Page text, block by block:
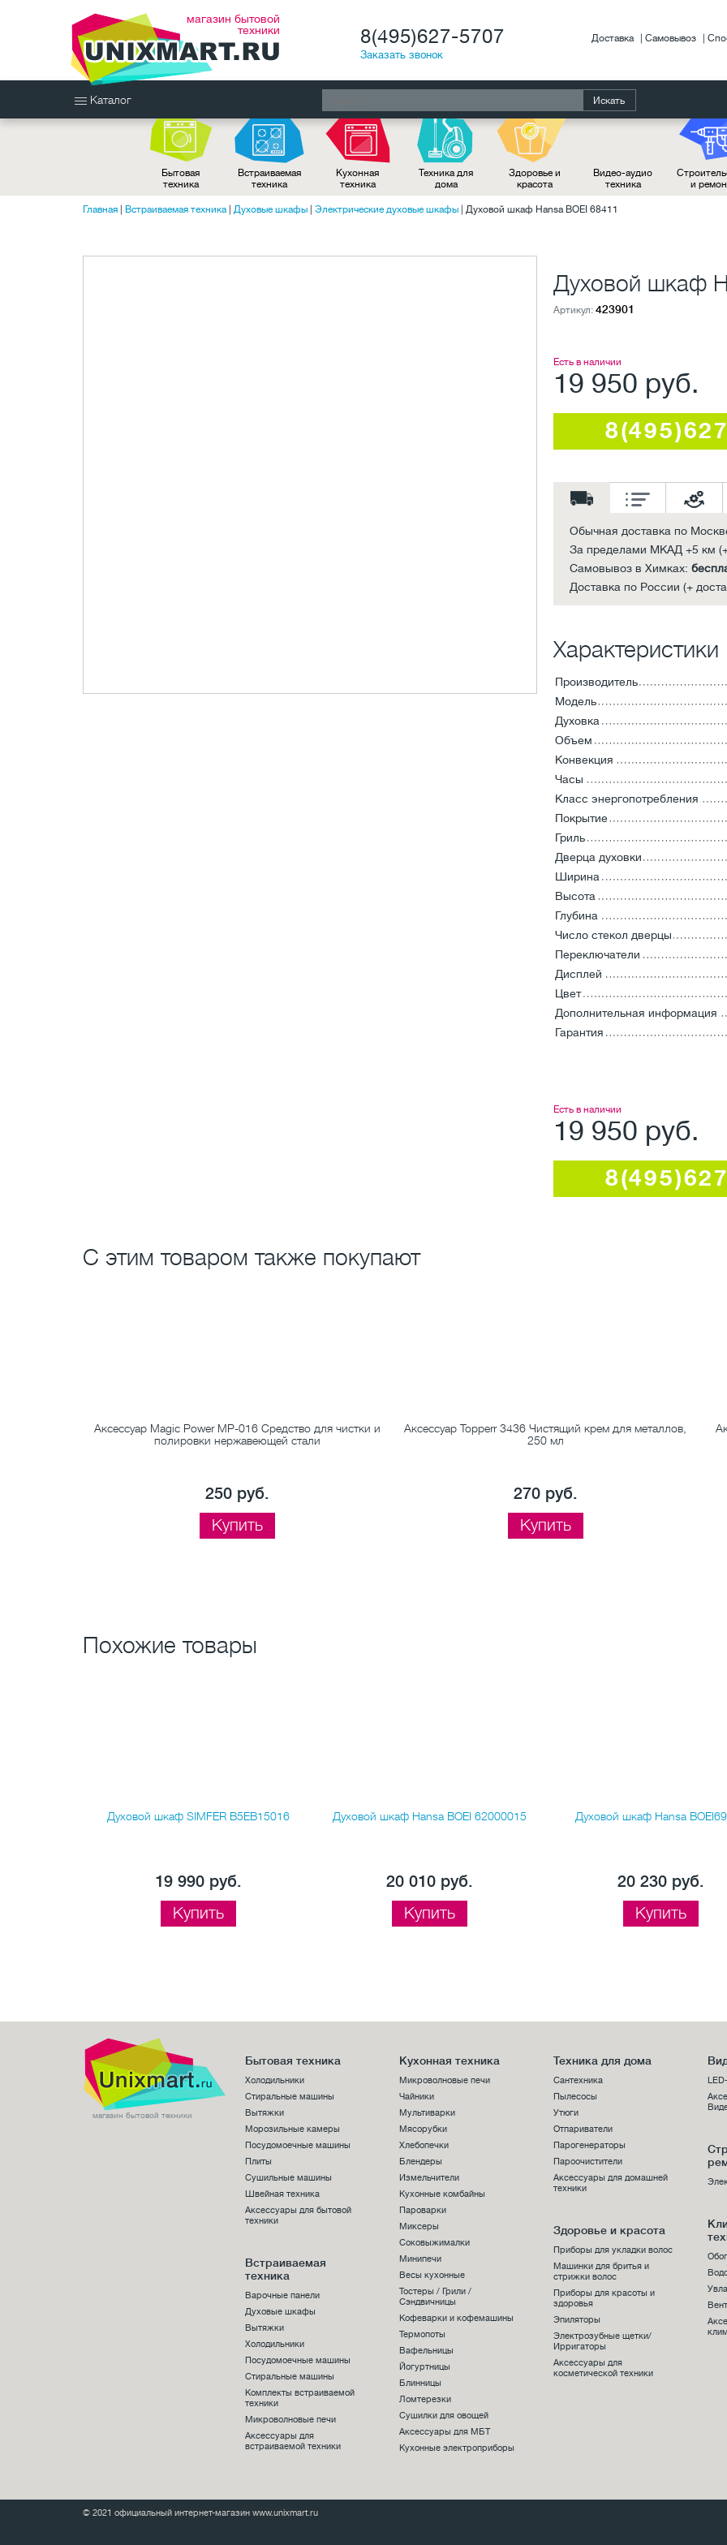
магазин бытовой
техники
8(495)627-5707
Заказать звонок
Доставка Самовывоз
Каталог Искать
Бытовая
техника
Встраиваемая
техника
Кухонная
техника
Техника для
дома
Здоровье и
красота
Видео-аудио
техника
и
Главная Встраиваемая техника| Духовые шкафы Электрические духовые шкафы Духовой шкаф Hansa BOEI 68411
Духовой шкаф
Артикул: 423901
Есть в наличии
19 950 руб.
Обычная доставка по
За пределами МКАД +5 км
Самовывоз в Химках:
Доставка по России (+
Характеристики
Производитель
Модель
Духовка
Объем
Конвекция
Часы
Класс энергопотребления
Покрытие
Гриль
Дверца духовки
Ширина
Высота
Глубина
Число стекол дверцы
Переключатели
Дисплей
Цвет
Дополнительная информация
Гарантия
Есть в наличии
19 950 руб.
С этим товаром также покупают
Аксессуар Magic Power MP-016 Средство для чистки и
полировки нержавеющей стали
250 руб.
Купить
Аксессуар Topperr 3436 Чистящий крем для металлов,
250 мл
270 руб.
Купить
Похожие товары
Духовой шкаф SIMFER B5EB15016
19 990 руб.
Купить
Духовой шкаф Hansa BOEI 62000015
20 010 руб.
Купить
Духовой шкаф Hansa
20 230 руб.
Купить
магазин бытовой техники
Бытовая техника
Холодильники
Стиральные машины
Вытяжки
Морозильные камеры
Посудомоечные машины
Плиты
Сушильные машины
Швейная техника
Аксессуары для бытовой
техники
Встраиваемая
техника
Варочные панели
Духовые шкафы
Вытяжки
Холодильники
Посудомоечные машины
Стиральные машины
Комплекты встраиваемой
техники
Микроволновые печи
Аксессуары для
встраиваемой техники
Кухонная техника
Микроволновые печи
Чайники
Мультиварки
Мясорубки
Хлебопечки
Блендеры
Измельчители
Кухонные комбайны
Пароварки
Миксеры
Соковыжималки
Минипечи
Весы кухонные
Тостеры / Грили /
Сэндвичницы
Кофеварки и кофемашины
Термопоты
Вафельницы
Йогуртницы
Блинницы
Ломтерезки
Сушилки для овощей
Аксессуары для МБТ
Кухонные электроприборы
Техника для дома
Сантехника
Пылесосы
Утюги
Отпариватели
Парогенераторы
Пароочистители
Аксессуары для домашней
техники
Здоровье и красота
Приборы для укладки волос
Машинки для бритья и
стрижки волос
Приборы для красоты и
здоровья
Эпиляторы
Электрозубные щетки/
Ирригаторы
Аксессуары для
косметической техники
© 2021 официальный интернет-магазин www.unixmart.ru